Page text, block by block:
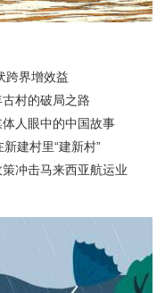
跨界增效益
古村的破局之路
体人眼中的中国故事
建村里“建新村”
冲击马来西亚航运业